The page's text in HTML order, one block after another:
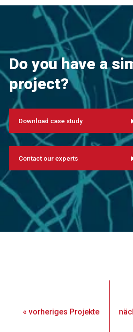
Do you have a
project?
Download case study
Contact our experts
«vorheriges Projekte